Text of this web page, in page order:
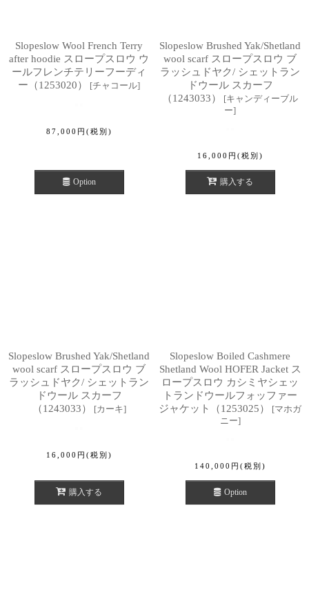
Slopeslow Wool French Terry
after hoodie スロープスロウ ウ
ールフレンチテリーフーディ
ー（1253020）
[チャコール]
87,000 円 (税別)
Option
Slopeslow Brushed Yak/Shetland
wool scarf スロープスロウ ブ
ラッシュドヤク/ シェットラン
ドウール スカーフ
（1243033）
[キャンディーブル
ー]
16,000 円 (税別)
購入する
Slopeslow Brushed Yak/Shetland
wool scarf スロープスロウ ブ
ラッシュドヤク/ シェットラン
ドウール スカーフ
（1243033）
[カーキ]
16,000 円 (税別)
購入する
Slopeslow Boiled Cashmere
Shetland Wool HOFER Jacket ス
ロープスロウ カシミヤシェッ
トランドウールフォッファー
ジャケット（1253025）
[マホガ
ニー]
140,000 円 (税別)
Option